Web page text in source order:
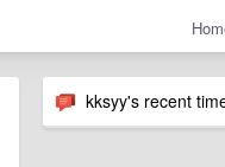
kksyy's recent